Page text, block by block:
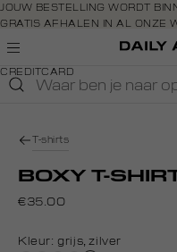
Navigeer
direct naar
de
Open de
direct
footer
JOUW BESTELLING WORDT
GRATIS AFHALEN IN AL ONZE
GRATIS RETOURNEREN
BETAAL ZOALS JIJ WILT: O.A.
CREDITCARD
T-shirts
BOXY T-
€35.00
Kleur: grijs, zilver